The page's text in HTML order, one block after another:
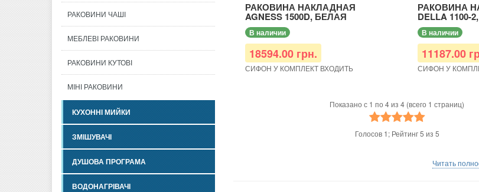
РАКОВИНИ ЧАШІ
МЕБЛЕВІ РАКОВИНИ
РАКОВИНИ КУТОВІ
МІНІ РАКОВИНИ
КУХОННІ МИЙКИ
ЗМІШУВАЧІ
ДУШОВА ПРОГРАМА
ВОДОНАГРІВАЧІ
РАКОВИНА НАКЛАДНАЯ
AGNESS 1500D, БЕЛАЯ
В наличии
18594.00 грн.
СИФОН У КОМПЛЕКТ ВХОДИТЬ
РАКОВИНА
DELLA 1100-
В наличии
11187.00
СИФОН У
Показано с 1 по 4 из 4 (всего 1 страниц)
Голосов 1; Рейтинг5 из 5
Читать